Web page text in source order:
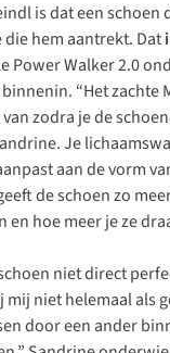
is dat een
hem aantrekt. Dat
Power Walker 2.0
binnenin. “Het zachte
zodra je de
Je
aan de vorm
de schoen zo
en hoe meer je ze
niet direct
niet helemaal als
door een ander